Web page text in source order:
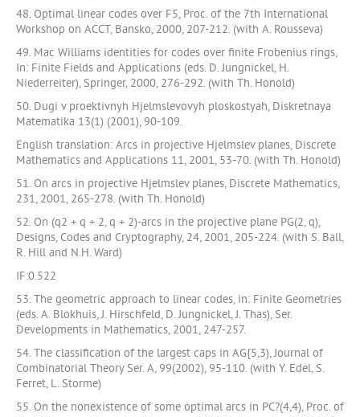
48. Optimal linear codes over F5, Proc. of the 7th International
Workshop on ACCT, Bansko, 2000, 207-212. (with A. Rousseva)
49. Mac Williams identities for codes over finite Frobenius rings,
In: Finite Fields and Applications (eds. D. Jungnickel, H.
Niederreiter), Springer, 2000, 276-292. (with Th. Honold)
50. Dugi v proektivnyh Hjelmslevovyh ploskostyah, Diskretnaya
Matematika 13(1) (2001), 90-109.
English translation: Arcs in projective Hjelmslev planes, Discrete
Mathematics and Applications 11, 2001, 53-70. (with Th. Honold)
51. On arcs in projective Hjelmslev planes, Discrete Mathematics,
231, 2001, 265-278. (with Th. Honold)
52. On (q2 + q + 2, q + 2)-arcs in the projective plane PG(2, q),
Designs, Codes and Cryptography, 24, 2001, 205-224. (with S. Ball,
R. Hill and N.H. Ward)
IF:0.522
53. The geometric approach to linear codes, in: Finite Geometries
(eds. A. Blokhuis, J. Hirschfeld, D. Jungnickel, J. Thas), Ser.
Developments in Mathematics, 2001, 247-257.
54. The classification of the largest caps in AG{5,3), Journal of
Combinatorial Theory Ser. A, 99(2002), 95-110. (with Y. Edel, S.
Ferret, L. Storme)
55. On the nonexistence of some optimal arcs in PC?(4,4), Proc. of